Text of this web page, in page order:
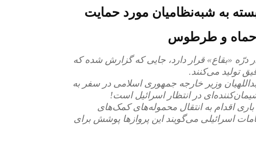
به شبه‌نظامیان مورد حمایت
حماه و طرطوس
«بقاع» قرار دارد، جایی که گزارش شده که
تولید می‌کنند.
وزیر خارجه جمهوری اسلامی در سفر به
در انتظار اسرائیل است!
اقدام به انتقال محموله‌های کمک‌های
اسرائیلی می‌گویند این پروازها پوشش برای